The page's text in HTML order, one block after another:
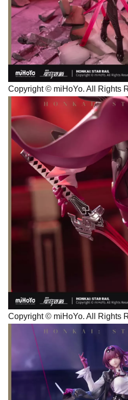
Copyright © miHoYo. All Rights
Copyright © miHoYo. All Rights